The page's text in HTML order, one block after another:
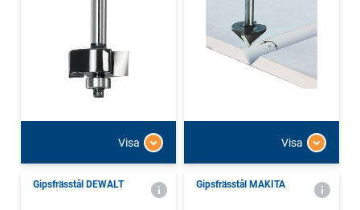
Visa Visa
Gipsfrässtål DEWALT Gipsfrässtål MAKITA